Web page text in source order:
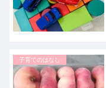
子育てのはなし